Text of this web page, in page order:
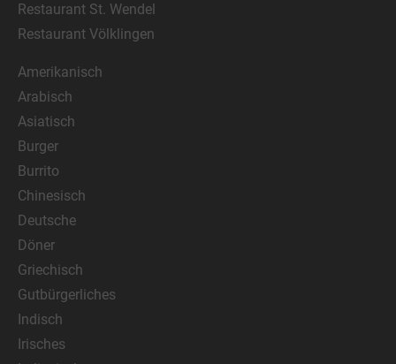
Restaurant St. Wendel
Restaurant Völklingen
Amerikanisch
Arabisch
Asiatisch
Burger
Burrito
Chinesisch
Deutsche
Döner
Griechisch
Gutbürgerliches
Indisch
Irisches